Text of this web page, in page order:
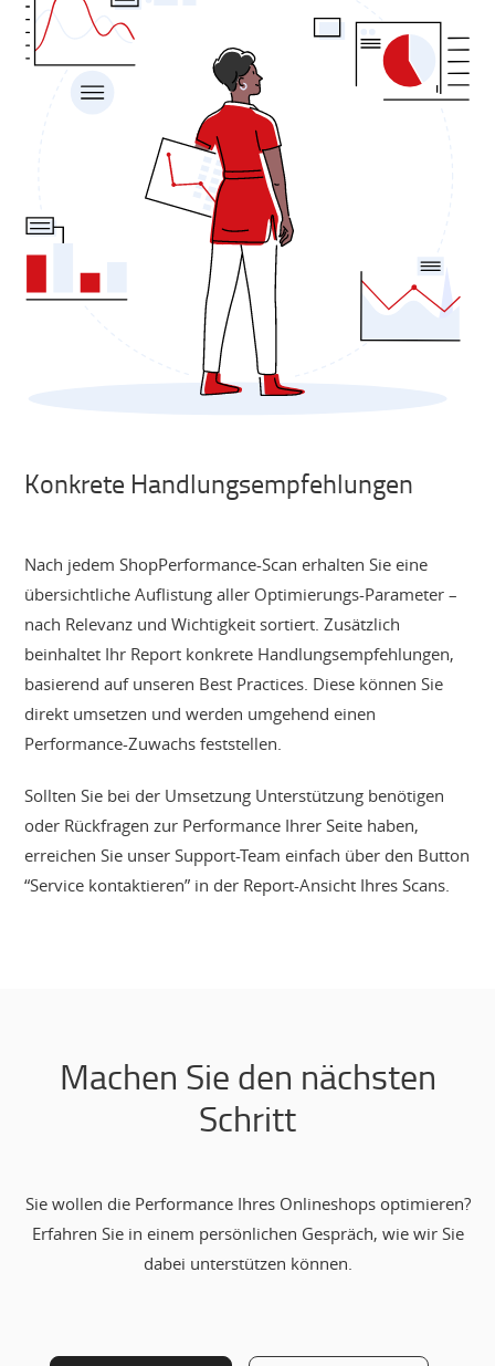
Konkrete Handlungsempfehlungen
Nach jedem ShopPerformance-Scan erhalten Sie eine
übersichtliche Auflistung aller Optimierungs-Parameter –
nach Relevanz und Wichtigkeit sortiert. Zusätzlich
beinhaltet Ihr Report konkrete Handlungsempfehlungen,
basierend auf unseren Best Practices. Diese können Sie
direkt umsetzen und werden umgehend einen
Performance-Zuwachs feststellen.
Sollten Sie bei der Umsetzung Unterstützung benötigen
oder Rückfragen zur Performance Ihrer Seite haben,
erreichen Sie unser Support-Team einfach über den Button
“Service kontaktieren” in der Report-Ansicht Ihres Scans.
Machen Sie den nächsten
Schritt
Sie wollen die Performance Ihres Onlineshops optimieren?
Erfahren Sie in einem persönlichen Gespräch, wie wir Sie
dabei unterstützen können.